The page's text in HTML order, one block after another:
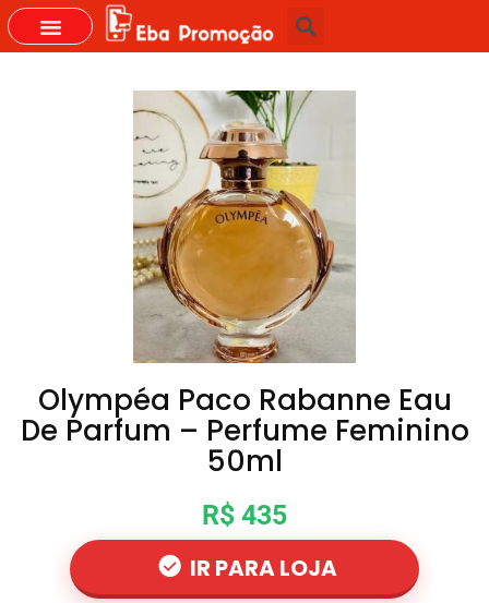
Olympéa Paco Rabanne Eau
De Parfum – Perfume Feminino
50ml
R$ 435
IR PARA LOJA